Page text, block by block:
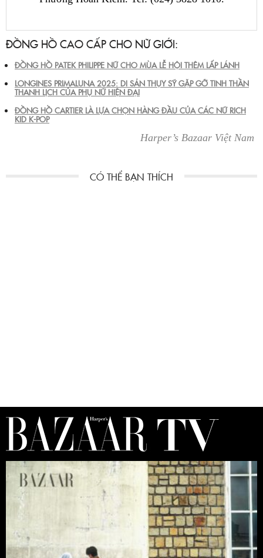
ĐỒNG HỒ CAO CẤP CHO NỮ GIỚI:
ĐỒNG HỒ PATEK PHILIPPE NỮ CHO MÙA LỄ HỘI THÊM LẤP LÁNH
LONGINES PRIMALUNA 2025: DI SẢN THỤY SỸ GẶP GỠ TINH THẦN
THANH LỊCH CỦA PHỤ NỮ HIỆN ĐẠI
ĐỒNG HỒ CARTIER LÀ LỰA CHỌN HÀNG ĐẦU CỦA CÁC NỮ RICH
KID K-POP
Harper’s Bazaar Việt Nam